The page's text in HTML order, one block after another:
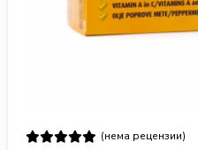
(нема рецензии)